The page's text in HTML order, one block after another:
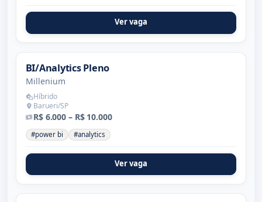
Ver vaga
BI/Analytics Pleno
Millenium
Híbrido
Barueri/SP
R$ 6.000 – R$ 10.000
#power bi #analytics
Ver vaga